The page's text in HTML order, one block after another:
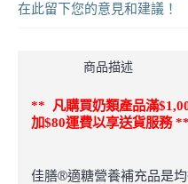
在此留下您的意見和建議！
商品描述
** 凡購買奶類產品滿
加$80運費以享送貨服務**
佳膳®適糖營養補充品是